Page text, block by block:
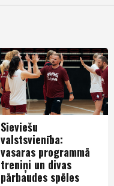
Sieviešu
valstsvienība:
vasaras programmā
treniņi un divas
pārbaudes spēles